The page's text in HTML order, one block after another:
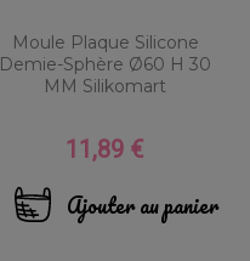
Moule Plaque Silicone
Demie-Sphère Ø60 H 30
MM Silikomart
Prix
11,89 €
Ajouter au panier